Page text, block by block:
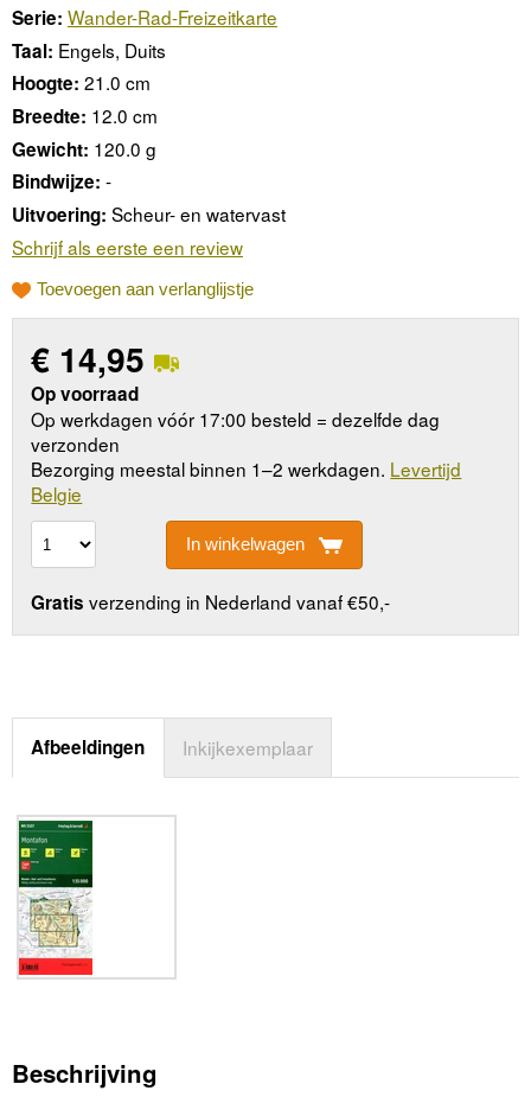
Serie: Wander-Rad-Freizeitkarte
Taal: Engels, Duits
Hoogte: 21.0 cm
Breedte: 12.0 cm
Gewicht: 120.0 g
Bindwijze: -
Uitvoering: Scheur- en watervast
Schrijf als eerste een review
Toevoegen aan verlanglijstje
€ 14,95
Op voorraad
Op werkdagen vóór 17:00 besteld = dezelfde dag
verzonden
Bezorging meestal binnen 1–2 werkdagen. Levertijd
Belgie
In winkelwagen
Gratis verzending in Nederland vanaf €50,-
Afbeeldingen Inkijkexemplaar
Beschrijving